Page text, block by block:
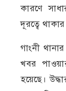
কারণে
দূরত্বে
গাংনী
খবর
হয়েছে।